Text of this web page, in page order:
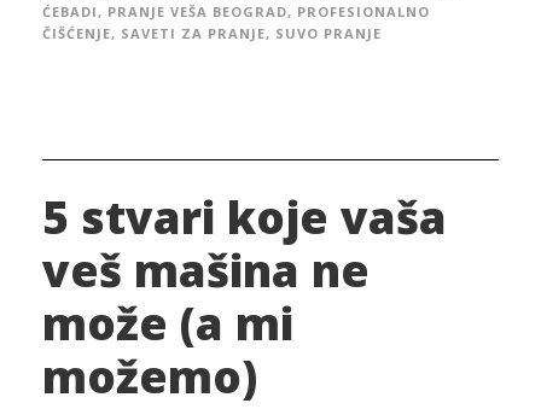
ĆEBADI , PRANJE VEŠA BEOGRAD, PROFESIONALNO
ČIŠĆENJE, SAVETI ZA PRANJE, SUVO PRANJE
5 stvari koje vaša
veš mašina ne
može (a mi
možemo)